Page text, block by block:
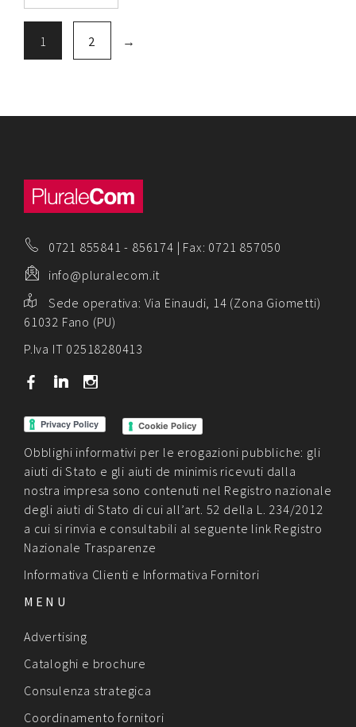
1 2 →
0721 855841 - 856174 | Fax: 0721 857050
info@pluralecom.it
Sede operativa: Via Einaudi, 14 (Zona Giometti)
61032 Fano (PU)
P.Iva IT 02518280413
b j x
Cookie Policy
Obblighi informativi per le erogazioni pubbliche: gli
aiuti di Stato e gli aiuti de minimis ricevuti dalla
nostra impresa sono contenuti nel Registro nazionale
degli aiuti di Stato di cui all’art. 52 della L. 234/2012
a cui si rinvia e consultabili al seguente link Registro
Nazionale Trasparenze
Informativa Clienti e Informativa Fornitori
MENU
Advertising
Cataloghi e brochure
Consulenza strategica
Coordinamento fornitori